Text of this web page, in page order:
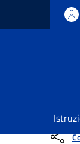
permanente